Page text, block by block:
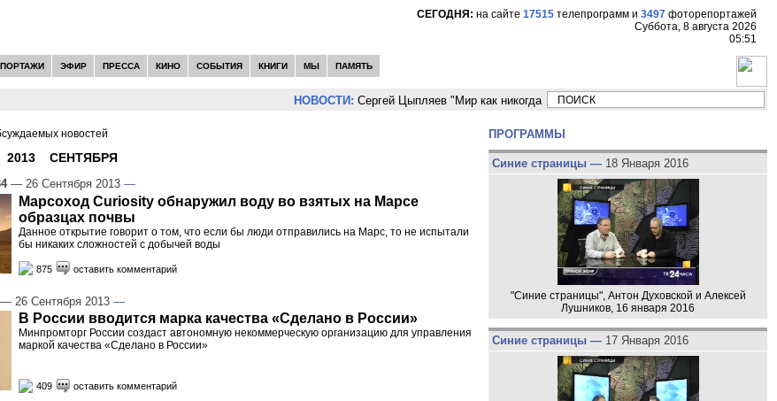
СЕГОДНЯ: на сайте 17515 телепрограмм и 3497 фоторепортажей
Суббота, 8 августа 2026
05:51
ЭФИР ПРЕССА КИНО СОБЫТИЯ КНИГИ МЫ ПАМЯТЬ
НОВОСТИ: Сергей Цыпляев "Мир как никогда близко стоит к угрозе третьей мировой войны"
новостей
2013 СЕНТЯБРЯ
— 26 Сентября 2013 —
Марсоход Curiosity обнаружил воду во взятых на Марсе
образцах почвы
Данное открытие говорит о том, что если бы люди отправились на Марс, то не испытали
бы никаких сложностей с добычей воды
875 оставить комментарий
— 26 Сентября 2013 —
В России вводится марка качества «Сделано в России»
Минпромторг России создаст автономную некоммерческую организацию для управления
маркой качества «Сделано в России»
409 оставить комментарий
ПРОГРАММЫ
Синие страницы — 18 Января 2016
"Синие страницы", Антон Духовской и Алексей
Лушников, 16 января 2016
Синие страницы — 17 Января 2016